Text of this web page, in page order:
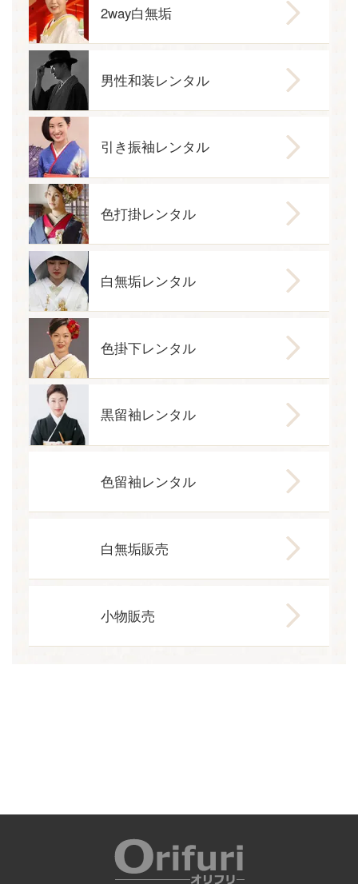
2way白無垢
男性和装レンタル
引き振袖レンタル
色打掛レンタル
白無垢レンタル
色掛下レンタル
黒留袖レンタル
色留袖レンタル
白無垢販売
小物販売